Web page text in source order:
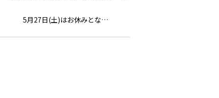
5月27日(土)はお休みとな…